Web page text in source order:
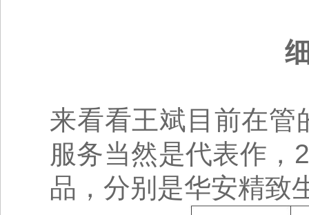
来看看王斌目前在管
服务当然是代表作，
品，分别是华安精致